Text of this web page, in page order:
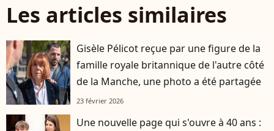
Les articles similaires
Gisèle Pélicot reçue par une figure de la
famille royale britannique de l'autre côté
de la Manche, une photo a été partagée
23 février 2026
Une nouvelle page qui s'ouvre à 40 ans :